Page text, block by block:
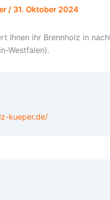
/ 31. Oktober 2024
Ihnen ihr Brennholz in
Westfalen).
kueper.de/